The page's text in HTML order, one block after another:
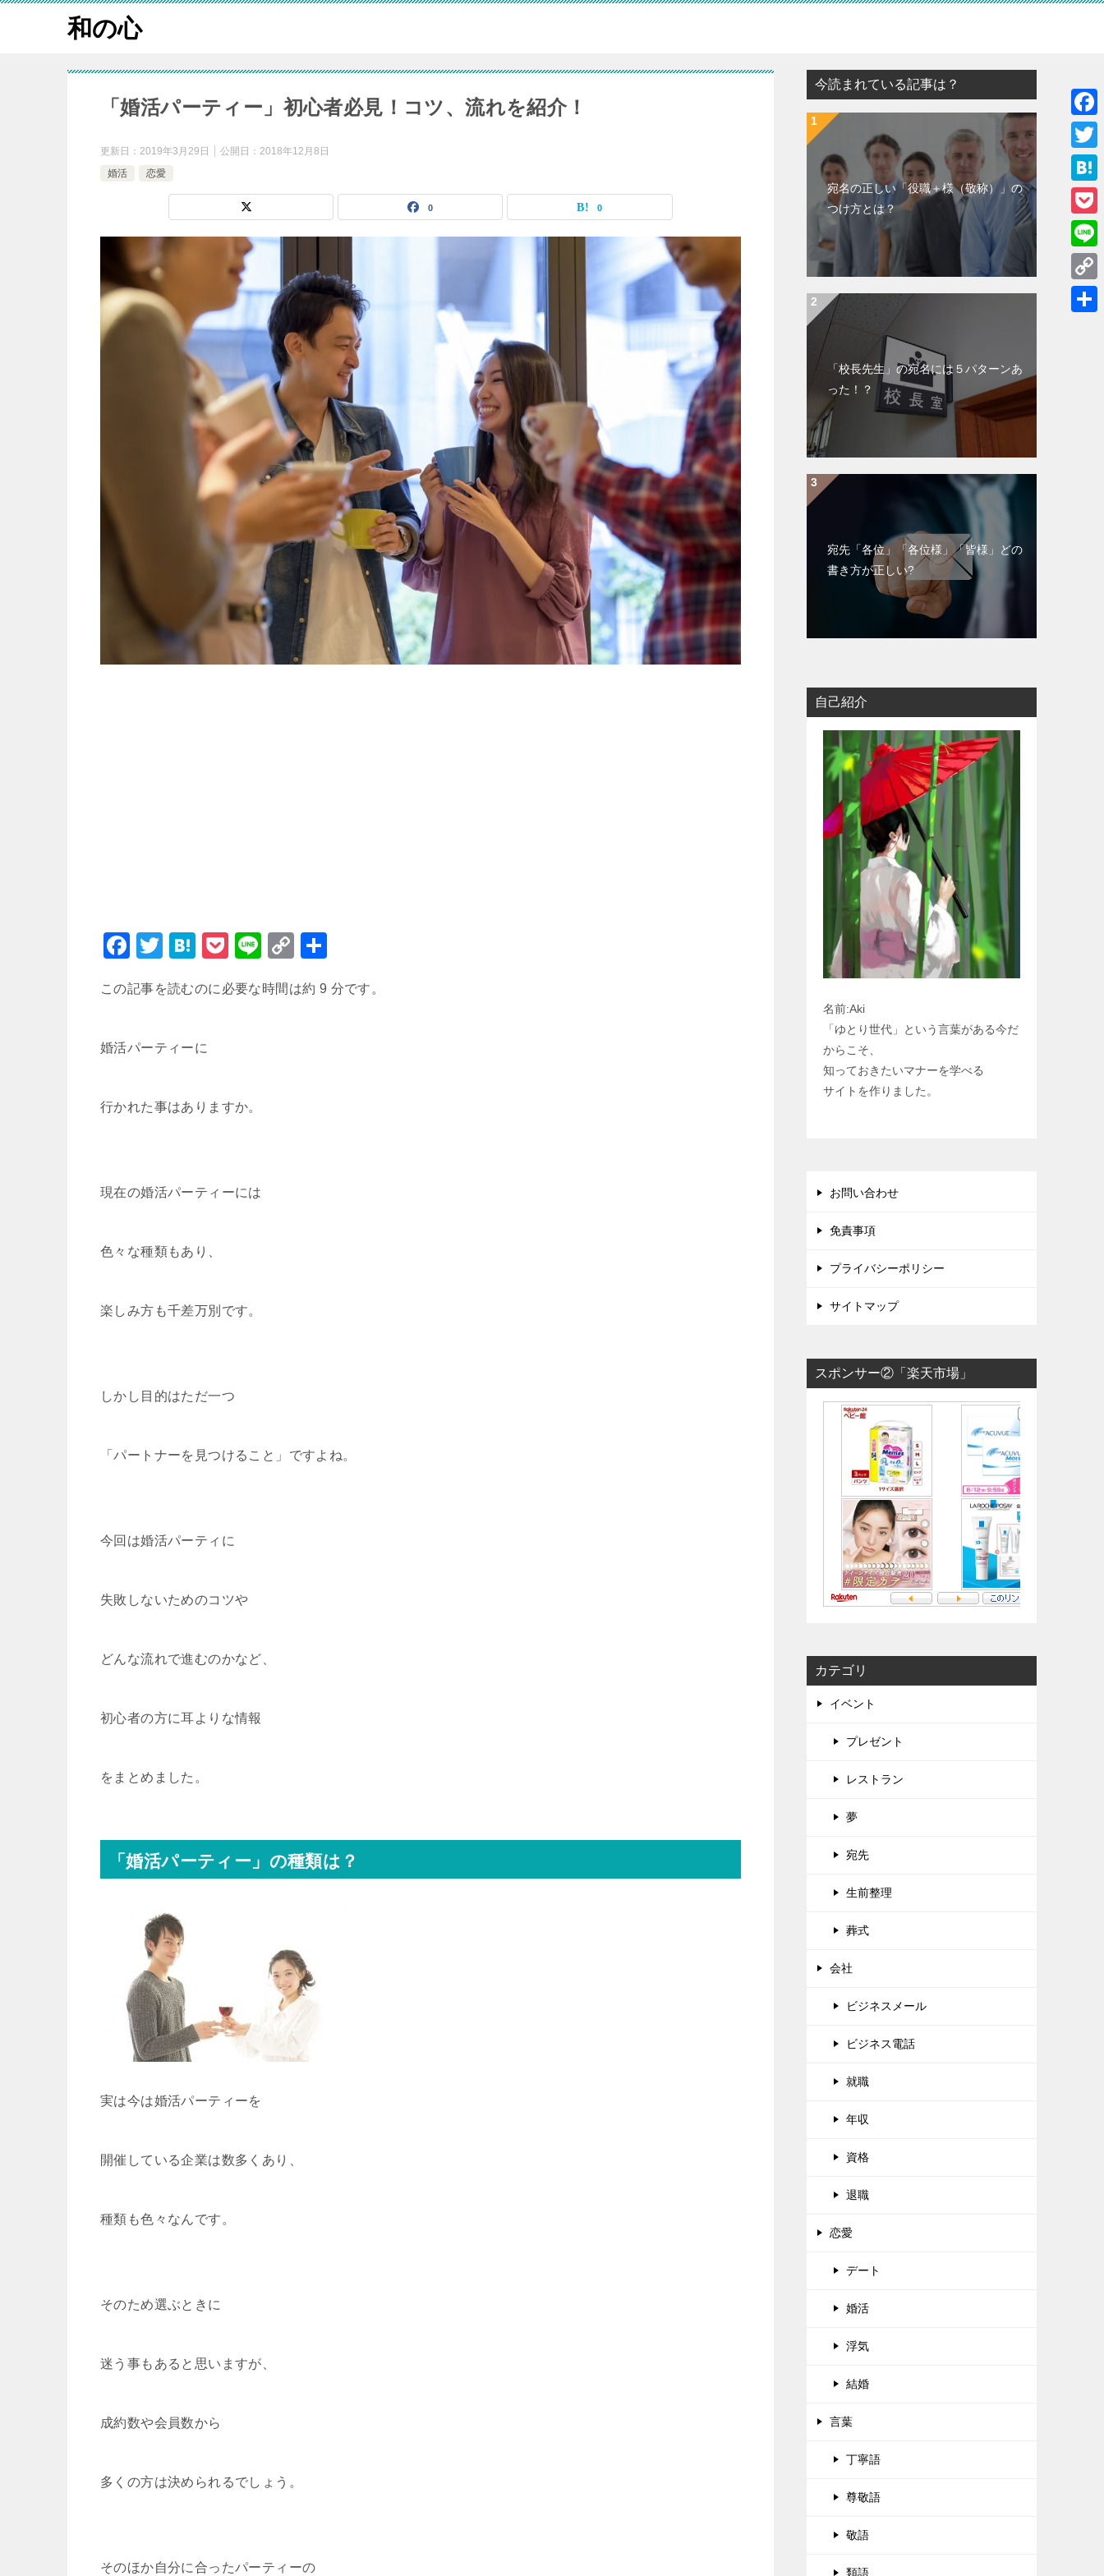
和の心
「婚活パーティー」初心者必見！コツ、流れを紹介！
更新日： 2019年3月29日 公開日： 2018年12月8日
婚活
恋愛
0 0
F
c
b
o
T
tt
H
e
a
P
c
Li
e
C
p
この記事を読むのに必要な時間は約 9 分です。
婚活パーティーに
行かれた事はありますか。
現在の婚活パーティーには
色々な種類もあり、
楽しみ方も千差万別です。
しかし目的はただ一つ
「パートナーを見つけること」ですよね。
今回は婚活パーティに
失敗しないためのコツや
どんな流れで進むのかなど、
初心者の方に耳よりな情報
をまとめました。
「婚活パーティー」の種類は？
実は今は婚活パーティーを
開催している企業は数多くあり、
種類も色々なんです。
そのため選ぶときに
迷う事もあると思いますが、
成約数や会員数から
多くの方は決められるでしょう。
そのほか自分に合ったパーティーの
今読まれている記事は？
宛名の正しい「役職＋様（敬称）」の
つけ方とは？
「校長先生」の宛名には５パターンあ
った！？
宛先「各位」「各位様」「皆様」どの
書き方が正しい?
自己紹介
名前:Aki
「ゆとり世代」という言葉がある今だ
からこそ、
知っておきたいマナーを学べる
サイトを作りました。
お問い合わせ
免責事項
プライバシーポリシー
サイトマップ
スポンサー②「楽天市場」
カテゴリ
イベント
プレゼント
レストラン
夢
宛先
生前整理
葬式
会社
ビジネスメール
ビジネス電話
就職
年収
資格
退職
恋愛
デート
婚活
浮気
結婚
言葉
丁寧語
尊敬語
敬語
類語
F
a
c
e
b
o
o
k
T
w
i
e
H
a
t
e
n
P
o
c
k
L
i
n
C